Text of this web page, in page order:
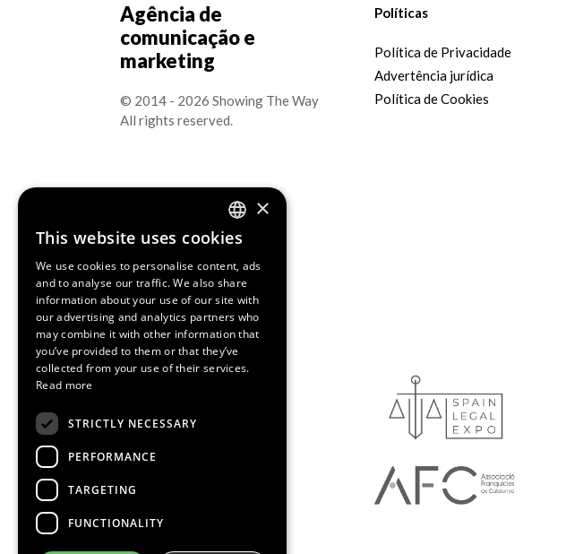
Agência de
comunicação e
marketing
© 2014 - 2026 Showing The Way
All rights reserved.
Políticas
Política de Privacidade
Advertência jurídica
Política de Cookies
Media Partners
ENGLISH
SPANISH
CATALAN
×
This website uses cookies
We use cookies to personalise content, ads
and to analyse our traffic. We also share
information about your use of our site with
our advertising and analytics partners who
may combine it with other information that
you’ve provided to them or that they’ve
collected from your use of their services.
Read more
STRICTLY NECESSARY
PERFORMANCE
TARGETING
FUNCTIONALITY